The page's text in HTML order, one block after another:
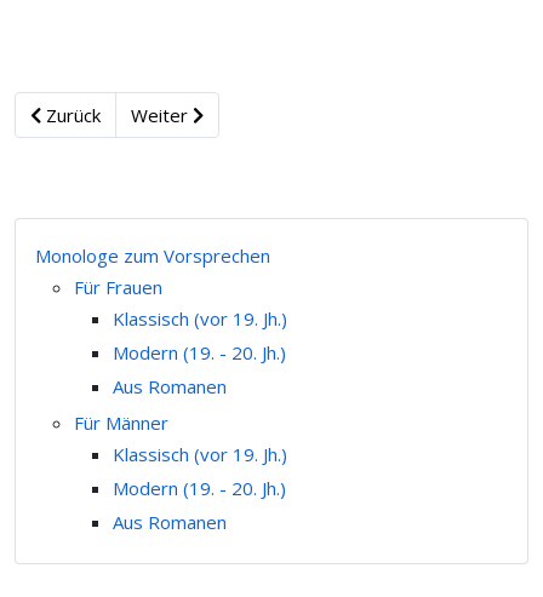
Zurück Weiter
Monologe zum Vorsprechen
Für Frauen
Klassisch (vor 19. Jh.)
Modern (19. - 20. Jh.)
Aus Romanen
Für Männer
Klassisch (vor 19. Jh.)
Modern (19. - 20. Jh.)
Aus Romanen